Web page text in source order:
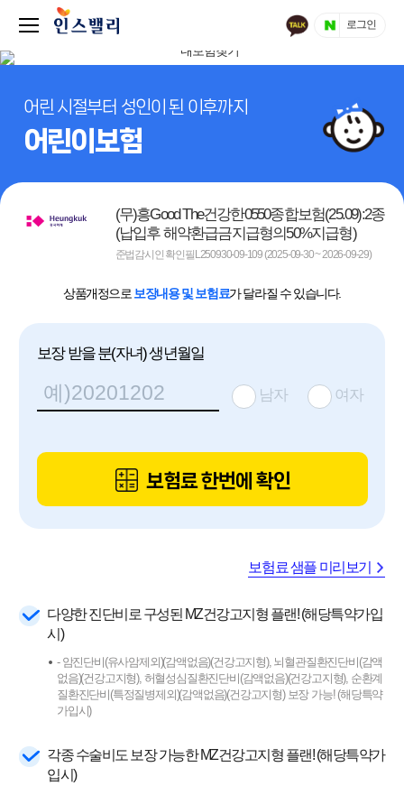
로그인
어린 시절부터 성인이 된 이후까지
어린이보험
(무)흥Good The건강한0550종합보험(25.09):2종
(납입후 해약환급금지급형의50%지급형)
준법감시인 확인필L250930-09-109 (2025-09-30 ~ 2026-09-29)
상품개정으로 보장내용 및 보험료가 달라질 수 있습니다.
보장 받을 분(자녀) 생년월일
남자 여자
보험료 한번에 확인
보험료 샘플 미리보기
다양한 진단비로 구성된 MZ건강고지형 플랜! (해당특약가입
시)
- 암진단비(유사암제외)(감액없음)(건강고지형), 뇌혈관질환진단비(감액
없음)(건강고지형), 허혈성심질환진단비(감액없음)(건강고지형), 순환계
질환진단비(특정질병제외)(감액없음)(건강고지형) 보장 가능! (해당특약
가입시)
각종 수술비도 보장 가능한 MZ건강고지형 플랜! (해당특약가
입시)